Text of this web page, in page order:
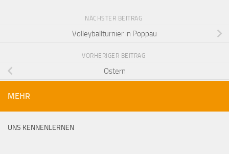
NÄCHSTER BEITRAG
Volleyballturnier in Poppau
VORHERIGER BEITRAG
Ostern
MEHR
UNS KENNENLERNEN